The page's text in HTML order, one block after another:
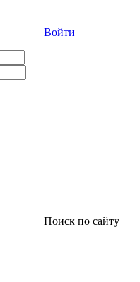
Войти
Поиск по сайту